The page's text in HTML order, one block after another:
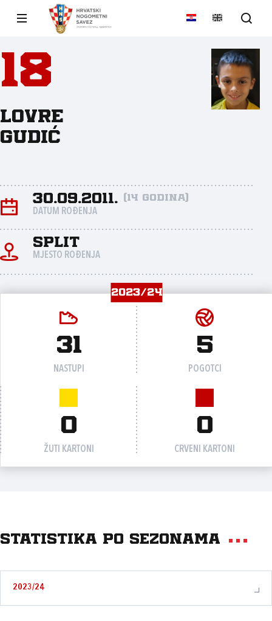
18
Lovre
Gudić
30.09.2011. (14 godina)
DATUM ROĐENJA
Split
MJESTO ROĐENJA
2023/24
31
NASTUPI
5
POGOTCI
0
ŽUTI KARTONI
0
CRVENI KARTONI
Statistika po sezonama
2023/24